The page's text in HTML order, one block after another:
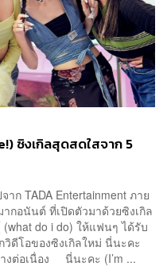
ซิงเกิลสุดสดใสจาก 5
าก TADA Entertainment ภาย
กอนันต์ ที่เปิดตัวมาด้วยซิงเกิล
do i do) ให้แฟนๆ ได้รับ
ดีโอของซิงเกิลใหม่ นี่นะคะ
งต่อเนื่อง นี่นะคะ (I’m ...